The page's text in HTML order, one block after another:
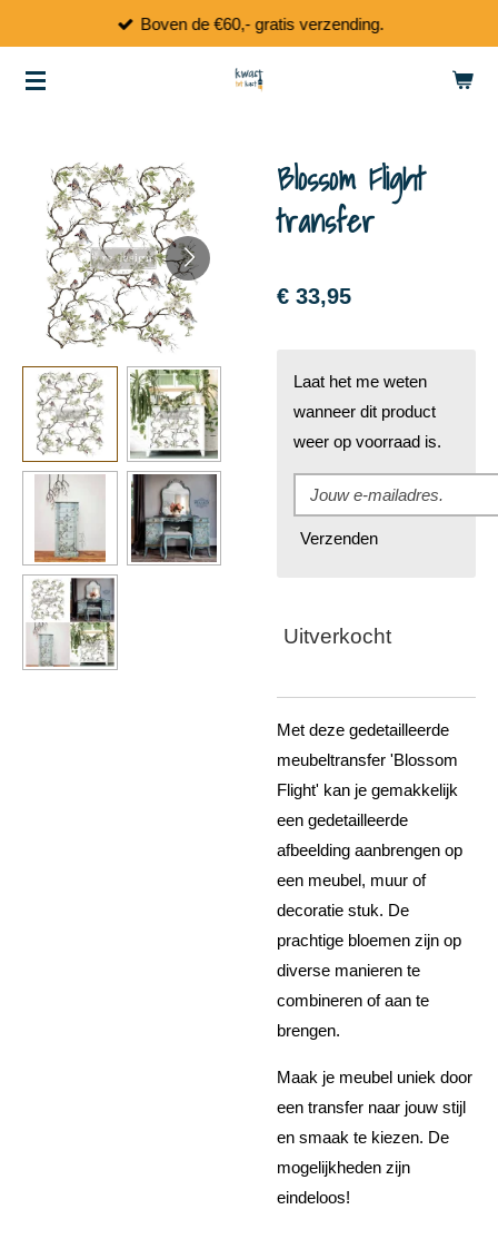
naar
Boven de €60,- gratis verzending.
Blossom Flight
transfer
€ 33,95
Laat het me weten
wanneer dit product
weer op voorraad is.
Verzenden
Uitverkocht
Met deze gedetailleerde
meubeltransfer 'Blossom
Flight' kan je gemakkelijk
een gedetailleerde
afbeelding aanbrengen op
een meubel, muur of
decoratie stuk. De
prachtige bloemen zijn op
diverse manieren te
combineren of aan te
brengen.
Maak je meubel uniek door
een transfer naar jouw stijl
en smaak te kiezen. De
mogelijkheden zijn
eindeloos!